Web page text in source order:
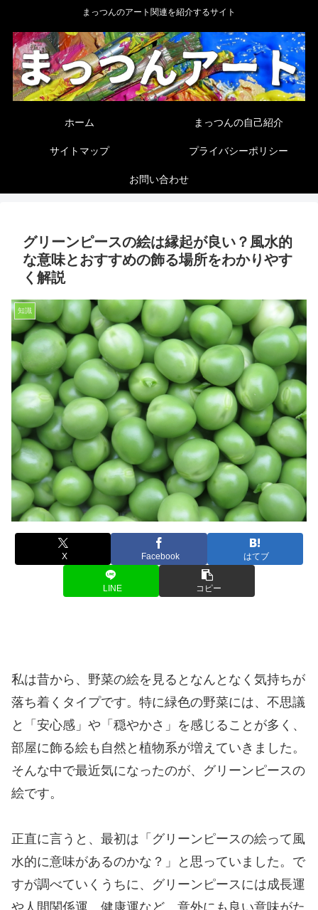
まっつんのアート関連を紹介するサイト
ホーム まっつんの自己紹介
サイトマップ プライバシーポリシー
お問い合わせ
グリーンピースの絵は縁起が良い？風水的
な意味とおすすめの飾る場所をわかりやす
く解説
知識
X Facebook はてブ
LINE コピー
私は昔から、野菜の絵を見るとなんとなく気持ちが
落ち着くタイプです。特に緑色の野菜には、不思議
と「安心感」や「穏やかさ」を感じることが多く、
部屋に飾る絵も自然と植物系が増えていきました。
そんな中で最近気になったのが、グリーンピースの
絵です。
正直に言うと、最初は「グリーンピースの絵って風
水的に意味があるのかな？」と思っていました。で
すが調べていくうちに、グリーンピースには成長運